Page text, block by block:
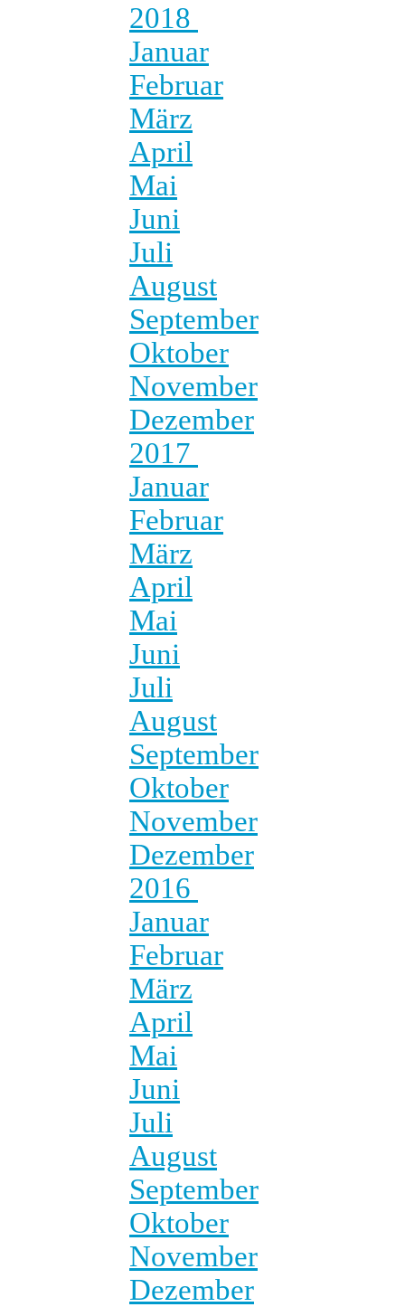
2018
Januar
Februar
März
April
Mai
Juni
Juli
August
September
Oktober
November
Dezember
2017
Januar
Februar
März
April
Mai
Juni
Juli
August
September
Oktober
November
Dezember
2016
Januar
Februar
März
April
Mai
Juni
Juli
August
September
Oktober
November
Dezember